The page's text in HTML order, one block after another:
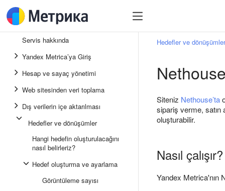
Servis hakkında
Yandex Metrica’ya Giriş
Hesap ve sayaç yönetimi
Web sitesinden veri toplama
Dış verilerin içe aktarılması
Hedefler ve dönüşümler
Hangi hedefin oluşturulacağını
nasıl belirleriz?
Hedef oluşturma ve ayarlama
Görüntüleme sayısı
Hedefler ve dönüşümler
Siteniz Nethouse’ta
sipariş verme,
oluşturabilir.
Nasıl çalışır?
Yandex Metrica'nın